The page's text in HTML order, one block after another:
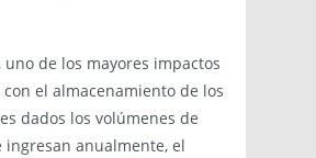
uno de los mayores impactos
el almacenamiento de los
dados los volúmenes de
ingresan anualmente, el